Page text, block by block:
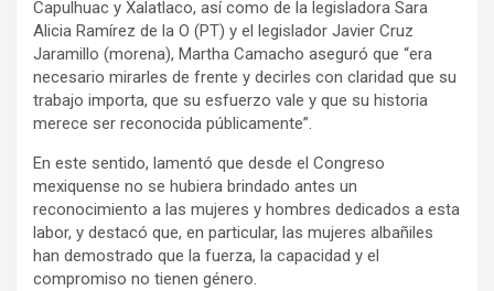
Capulhuac y Xalatlaco, así como de la legisladora Sara
Alicia Ramírez de la O (PT) y el legislador Javier Cruz
Jaramillo (morena), Martha Camacho aseguró que “era
necesario mirarles de frente y decirles con claridad que su
trabajo importa, que su esfuerzo vale y que su historia
merece ser reconocida públicamente”.
En este sentido, lamentó que desde el Congreso
mexiquense no se hubiera brindado antes un
reconocimiento a las mujeres y hombres dedicados a esta
labor, y destacó que, en particular, las mujeres albañiles
han demostrado que la fuerza, la capacidad y el
compromiso no tienen género.